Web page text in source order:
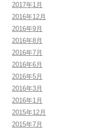
2017年1月
2016年12月
2016年9月
2016年8月
2016年7月
2016年6月
2016年5月
2016年3月
2016年1月
2015年12月
2015年7月